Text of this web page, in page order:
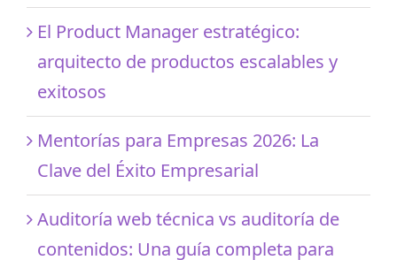
El Product Manager estratégico:
arquitecto de productos escalables y
exitosos
Mentorías para Empresas 2026: La
Clave del Éxito Empresarial
Auditoría web técnica vs auditoría de
contenidos: Una guía completa para